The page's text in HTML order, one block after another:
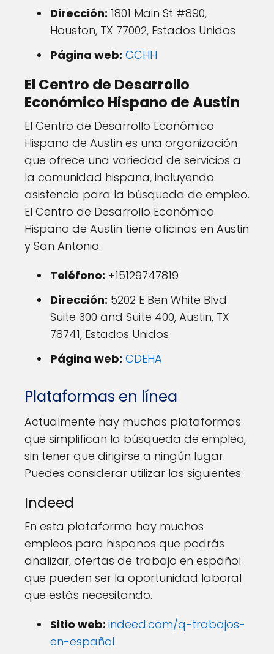
Dirección: 1801 Main St #890,
Houston, TX 77002, Estados Unidos
Página web: CCHH
El Centro de Desarrollo
Económico Hispano de Austin
El Centro de Desarrollo Económico
Hispano de Austin es una organización
que ofrece una variedad de servicios a
la comunidad hispana, incluyendo
asistencia para la búsqueda de empleo.
El Centro de Desarrollo Económico
Hispano de Austin tiene oficinas en Austin
y San Antonio.
Teléfono: +15129747819
Dirección: 5202 E Ben White Blvd
Suite 300 and Suite 400, Austin, TX
78741, Estados Unidos
Página web: CDEHA
Plataformas en línea
Actualmente hay muchas plataformas
que simplifican la búsqueda de empleo,
sin tener que dirigirse a ningún lugar.
Puedes considerar utilizar las siguientes:
Indeed
En esta plataforma hay muchos
empleos para hispanos que podrás
analizar, ofertas de trabajo en español
que pueden ser la oportunidad laboral
que estás necesitando.
Sitio web: indeed.com/q-trabajos-
en-español